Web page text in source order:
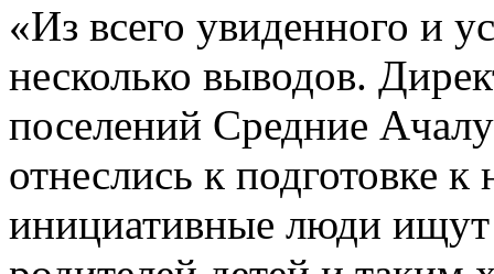
«Из всего увиденного и
несколько выводов.
поселений Средние
отнеслись к подготовке
инициативные люди ищут